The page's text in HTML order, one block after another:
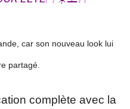
car son nouveau look lui
partagé.
complète avec la